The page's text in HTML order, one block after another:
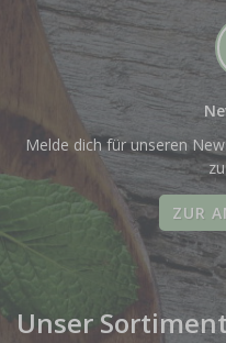
Melde dich für unseren
ZUR
Unser Sortiment